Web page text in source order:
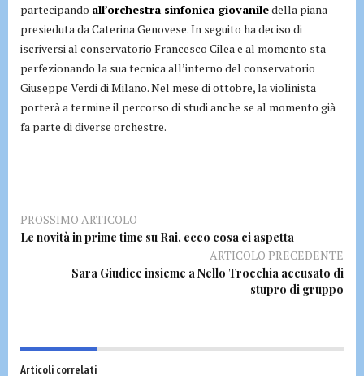
partecipando all’orchestra sinfonica giovaniledella piana
presieduta da Caterina Genovese. In seguito ha deciso di
iscriversi al conservatorio Francesco Cilea e al momento sta
perfezionando la sua tecnica all’interno del conservatorio
Giuseppe Verdi di Milano. Nel mese di ottobre, la violinista
porterà a termine il percorso di studi anche se al momento già
fa parte di diverse orchestre.
PROSSIMO ARTICOLO
Le novità in prime time su Rai, ecco cosa ci aspetta
ARTICOLO PRECEDENTE
Sara Giudice insieme a Nello Trocchia accusato di
stupro di gruppo
Articoli correlati